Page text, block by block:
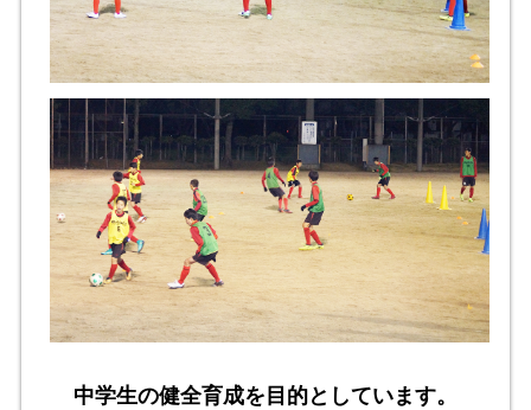
中学生の健全育成を目的としています。